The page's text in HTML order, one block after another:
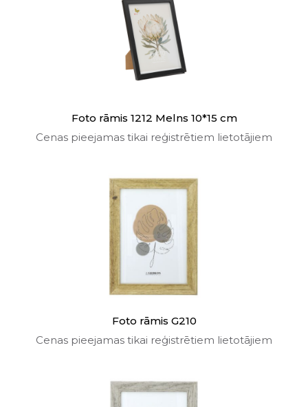
Foto rāmis 1212 Melns 10*15 cm
Cenas pieejamas tikai reģistrētiem lietotājiem
Foto rāmis G210
Cenas pieejamas tikai reģistrētiem lietotājiem